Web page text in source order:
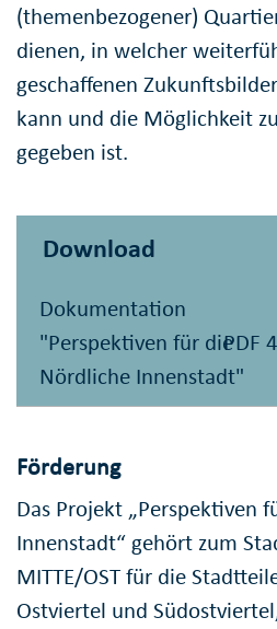
(themenbezogener)
dienen, in welcher
geschaffenen
kann und die Möglichkeit
gegeben ist.
Download
Dokumentation
"Perspektiven für die
Nördliche Innenstadt"
PDF
Förderung
Das Projekt „Perspektiven
Innenstadt“ gehört zum
MITTE/OST für die
Ostviertel und